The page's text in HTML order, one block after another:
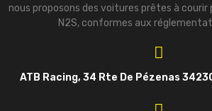
nous proposons des voitures prêtes à courir
N2S, conformes aux
ATB Racing, 34 Rte De Pézenas